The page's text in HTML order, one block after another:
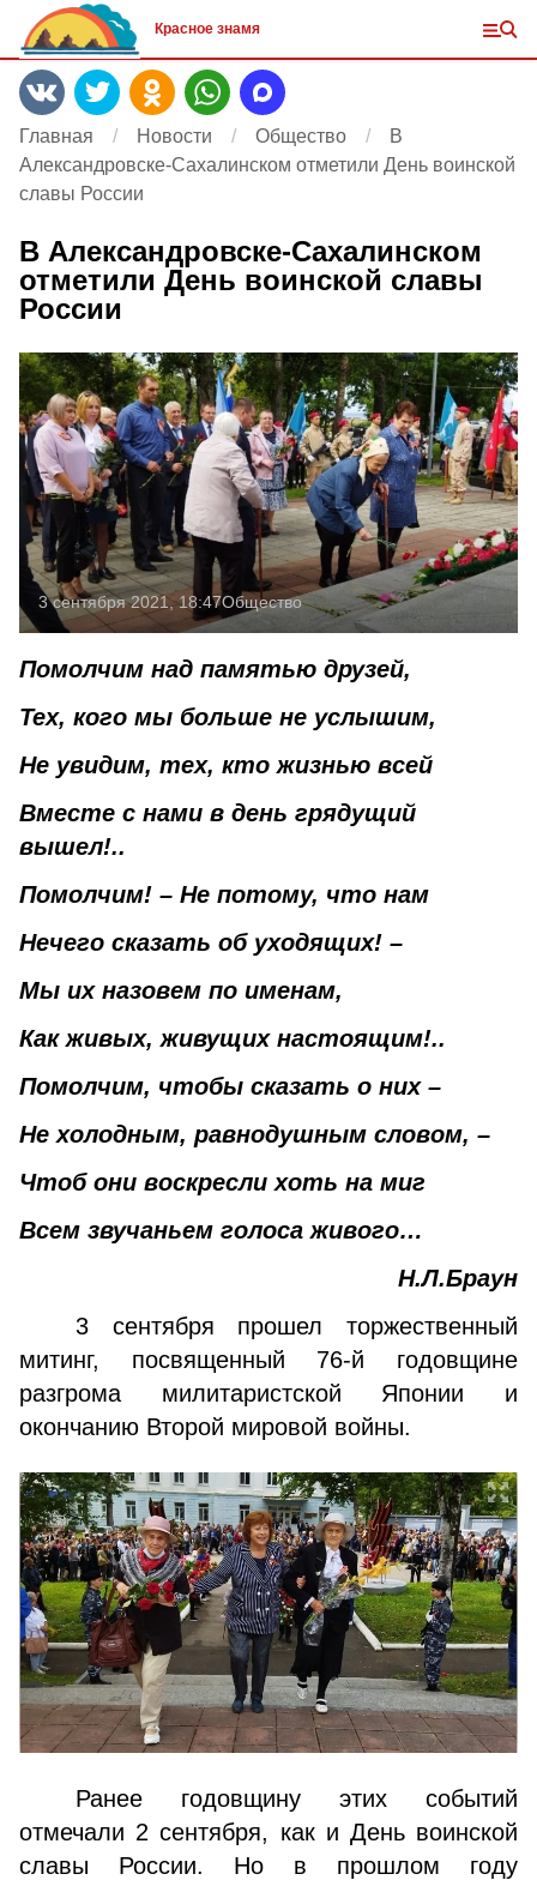
Красное знамя
Главная Новости Общество
В
Александровске-Сахалинском отметили День воинской
славы России
В Александровске-Сахалинском
отметили День воинской славы
России
3 сентября 2021, 18:47Общество
Помолчим над памятью друзей,
Тех, кого мы больше не услышим,
Не увидим, тех, кто жизнью всей
Вместе с нами в день грядущий
вышел!..
Помолчим! – Не потому, что нам
Нечего сказать об уходящих! –
Мы их назовем по именам,
Как живых, живущих настоящим!..
Помолчим, чтобы сказать о них –
Не холодным, равнодушным словом, –
Чтоб они воскресли хоть на миг
Всем звучаньем голоса живого…
Н.Л.Браун
3 сентября прошел торжественный
митинг, посвя­щенный 76-й годовщине
разгрома милитаристской Япо­нии и
окончанию Второй мировой войны.
Ранее годовщину этих событий
отмечали 2 сентября, как и День воинской
славы России. Но в прошлом году